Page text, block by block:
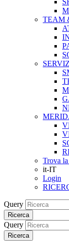
TEAM
Trova
it-IT
Login
Query
Ricerca
Query
Ricerca